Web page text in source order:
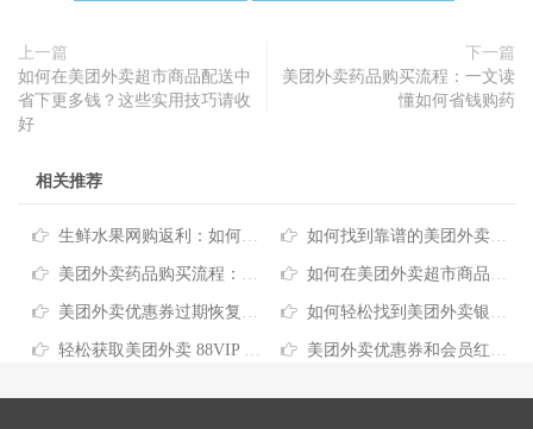
上一篇
如何在美团外卖超市商品配送中
省下更多钱？这些实用技巧请收
好
下一篇
美团外卖药品购买流程：一文读
懂如何省钱购药
相关推荐
生鲜水果网购返利：如何轻松省钱买好果 如何找到靠谱的美团外卖母婴用品优惠？这份省钱攻略请收好
美团外卖药品购买流程：一文读懂如何省钱购药 如何在美团外卖超市商品配送中省下更多钱？这些实用技巧请收好
美团外卖优惠券过期恢复方法：轻松找回优惠省钱攻略 如何轻松找到美团外卖银行联名卡立减优惠，实用省钱攻略看这里
轻松获取美团外卖 88VIP 会员优惠，吃外卖更省钱 美团外卖优惠券和会员红包叠加规则省钱攻略